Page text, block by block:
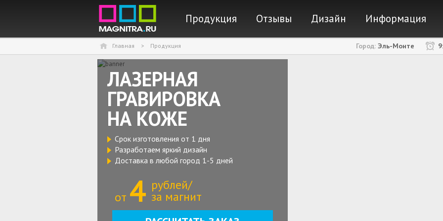
Продукция Отзывы Дизайн Информация
Главная > Продукция Город: Эль-Монте
ЛАЗЕРНАЯ
ГРАВИРОВКА
НА КОЖЕ
Срок изготовления от 1 дня
Разработаем яркий дизайн
Доставка в любой город 1-5 дней
от 4 рублей/
за магнит